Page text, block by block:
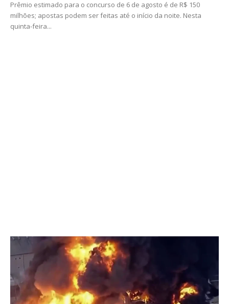
Prêmio estimado para o concurso de 6 de agosto é de R$ 150
milhões; apostas podem ser feitas até o início da noite. Nesta
quinta-feira...